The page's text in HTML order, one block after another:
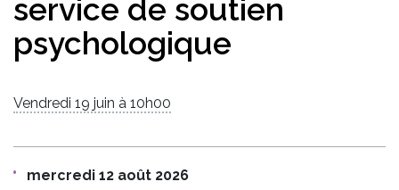
service de soutien
psychologique
Vendredi 19 juin à 10h00
mercredi 12 août 2026